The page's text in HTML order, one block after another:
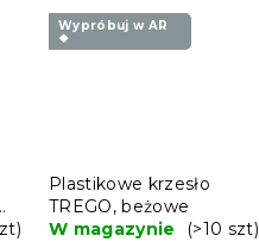
Wypróbuj w AR
❖
Plastikowe krzesło
TREGO, beżowe
W magazynie
(>10 szt)